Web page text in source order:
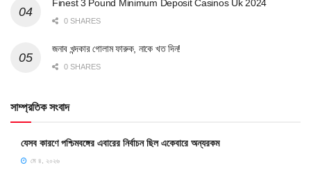
Finest 3 Pound Minimum Deposit Casinos Uk 2024
0 SHARES
জনাব খন্দকার গোলাম ফারুক, নাকে খত দিন!
0 SHARES
সাম্প্রতিক সংবাদ
যেসব কারণে পশ্চিমবঙ্গের এবারের নির্বাচন ছিল একেবারে অন্যরকম
মে ৪, ২০২৬